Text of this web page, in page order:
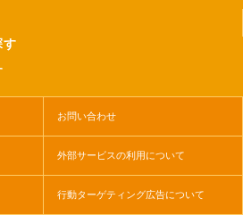
す
お問い合わせ
外部サービスの利用について
行動ターゲティング広告について